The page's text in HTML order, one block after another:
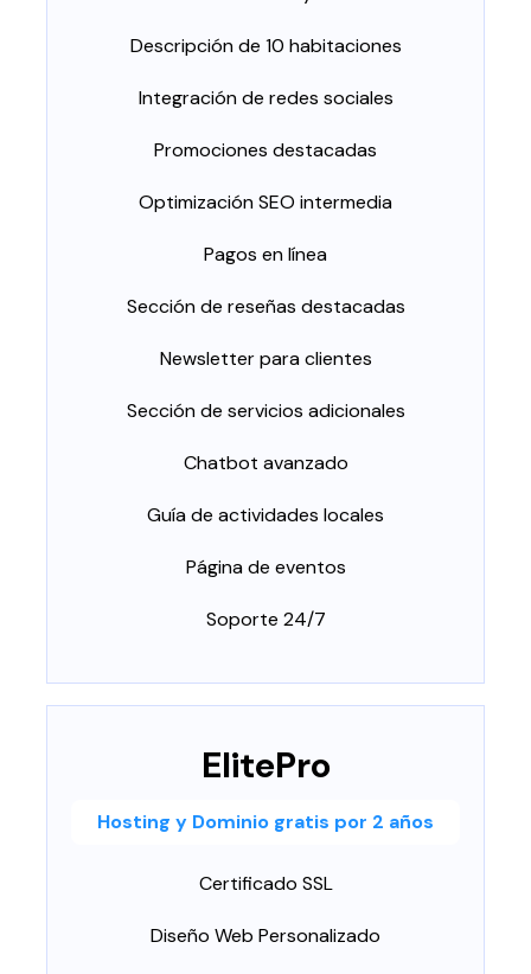
Descripción de 10 habitaciones
Integración de redes sociales
Promociones destacadas
Optimización SEO intermedia
Pagos en línea
Sección de reseñas destacadas
Newsletter para clientes
Sección de servicios adicionales
Chatbot avanzado
Guía de actividades locales
Página de eventos
Soporte 24/7
ElitePro
Hosting y Dominio gratis por 2 años
Certificado SSL
Diseño Web Personalizado